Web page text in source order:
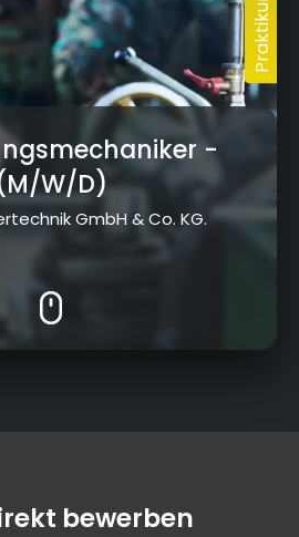
-
W/D)
GmbH & Co. KG.
bewerben